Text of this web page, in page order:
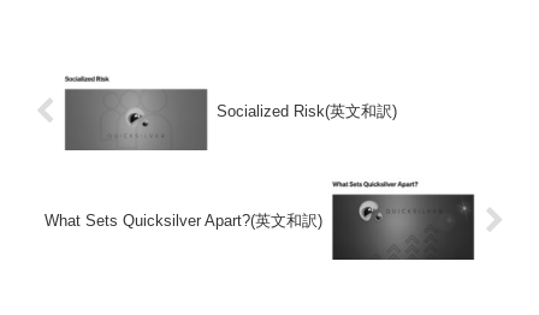
Socialized Risk(英文和訳)
What Sets Quicksilver Apart?(英文和訳)